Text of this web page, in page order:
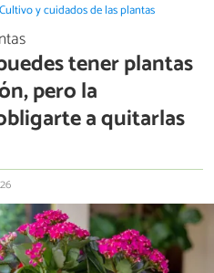
Cultivo y cuidados de las plantas
tener plantas
pero la
a quitarlas